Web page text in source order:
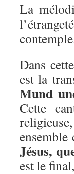
La
Dans
est la
Mund
Cette
ensemble
Jésus,
est le